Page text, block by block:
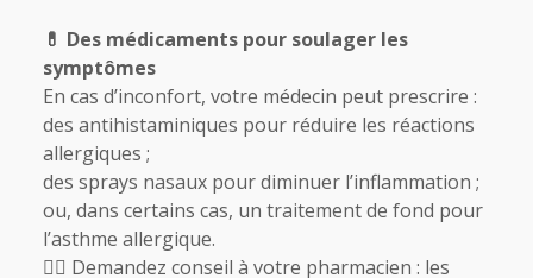
💊 Des médicaments pour soulager les
symptômes
En cas d’inconfort, votre médecin peut prescrire :
des antihistaminiques pour réduire les réactions
allergiques ;
des sprays nasaux pour diminuer l’inflammation ;
ou, dans certains cas, un traitement de fond pour
l’asthme allergique.
👨‍⚕️ Demandez conseil à votre pharmacien : les